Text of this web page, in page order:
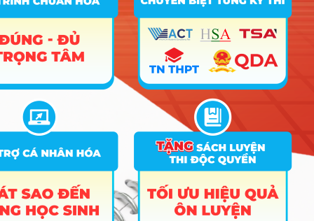
10
Ngôn ngữ Hàn Quốc (Cơ
sở đào tạo Đà Nẵng)
C00; C03; C04; D01;
D10; D14; X02; X70;
tuyển
tuyển
C00; C03; C04; D01;
D10; D14; X02; X70;
X78
18 6
tuyển
hợp xét
C00; C03; C04; D01;
D10; D14; X02; X70;
X78
18 6 6
theo tổ
11
Văn học (Cơ sở đào tạo Đà
Nẵng)
C00; C03; C04; D01;
D14; D15; X70; X78
18
Xét
theo tổ